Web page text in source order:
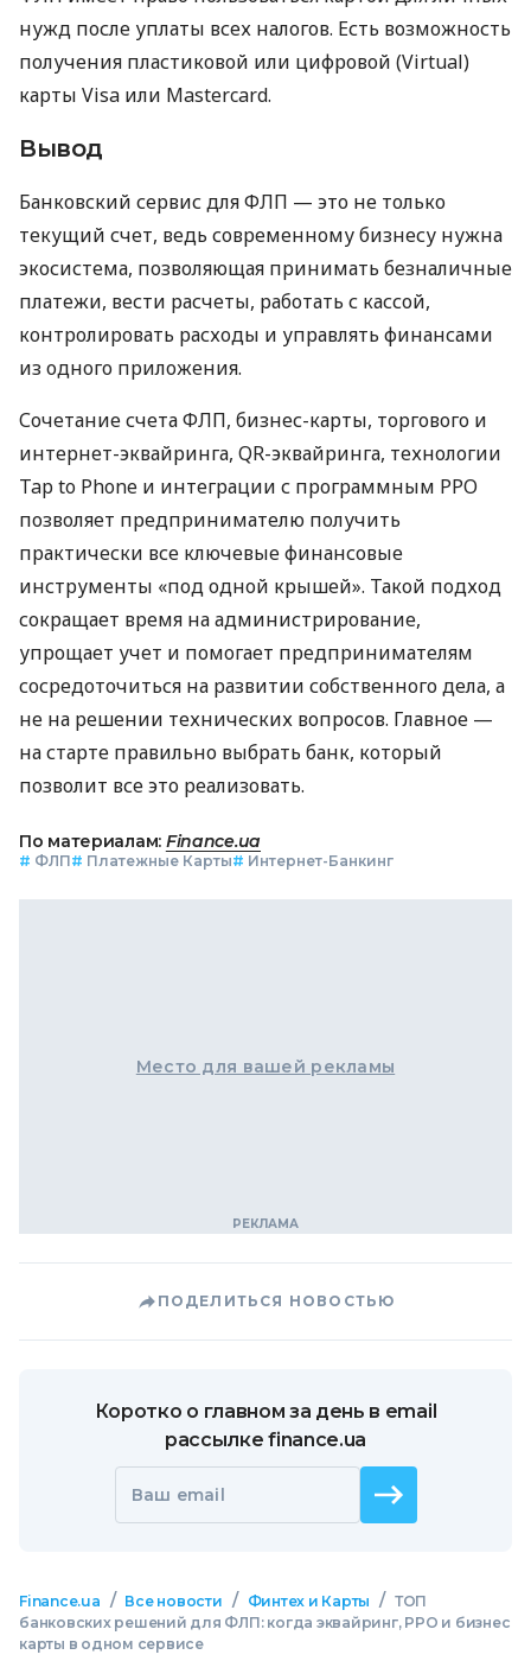
нужд после уплаты всех налогов. Есть возможность
получения пластиковой или цифровой (Virtual)
карты Visa или Mastercard.
Вывод
Банковский сервис для ФЛП — это не только
текущий счет, ведь современному бизнесу нужна
экосистема, позволяющая принимать безналичные
платежи, вести расчеты, работать с кассой,
контролировать расходы и управлять финансами
из одного приложения.
Сочетание счета ФЛП, бизнес-карты, торгового и
интернет-эквайринга, QR-эквайринга, технологии
Tap to Phone и интеграции с программным РРО
позволяет предпринимателю получить
практически все ключевые финансовые
инструменты «под одной крышей». Такой подход
сокращает время на администрирование,
упрощает учет и помогает предпринимателям
сосредоточиться на развитии собственного дела, а
не на решении технических вопросов. Главное —
на старте правильно выбрать банк, который
позволит все это реализовать.
По материалам: Finance.ua
# ФЛП# Платежные Карты# Интернет-Банкинг
Место для вашей рекламы
ПОДЕЛИТЬСЯ НОВОСТЬЮ
Коротко о главном за день в email
рассылке finance.ua
Ваш email
Finance.ua / Все новости / Финтех и Карты / ТОП
банковских решений для ФЛП: когда эквайринг, РРО и бизнес
карты в одном сервисе